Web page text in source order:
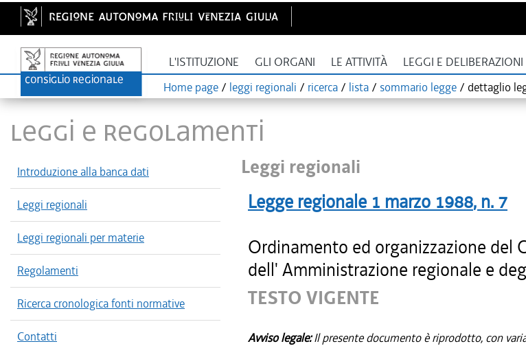
L'ISTITUZIONE GLI ORGANI LE ATTIVITÀ LEGGI E DELIBERAZIONI
Home page / leggi regionali / ricerca / lista / sommario legge / dettaglio
LEGGI E REGOLAMENTI
Introduzione alla banca dati
Leggi regionali
Leggi regionali per materie
Regolamenti
Ricerca cronologica fonti normative
Contatti
Leggi regionali
Legge regionale 1 marzo 1988, n. 7
Ordinamento ed organizzazione del
dell' Amministrazione regionale e
TESTO VIGENTE
Avviso legale:Il presente documento è riprodotto, con